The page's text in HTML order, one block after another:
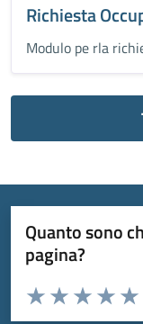
Richiesta
Modulo pe rla
Quanto sono
pagina?
Valuta da 1 a 5 stelle la
Valuta
Valuta 3
Valuta 2 stelle
Valuta 1 stelle su 5